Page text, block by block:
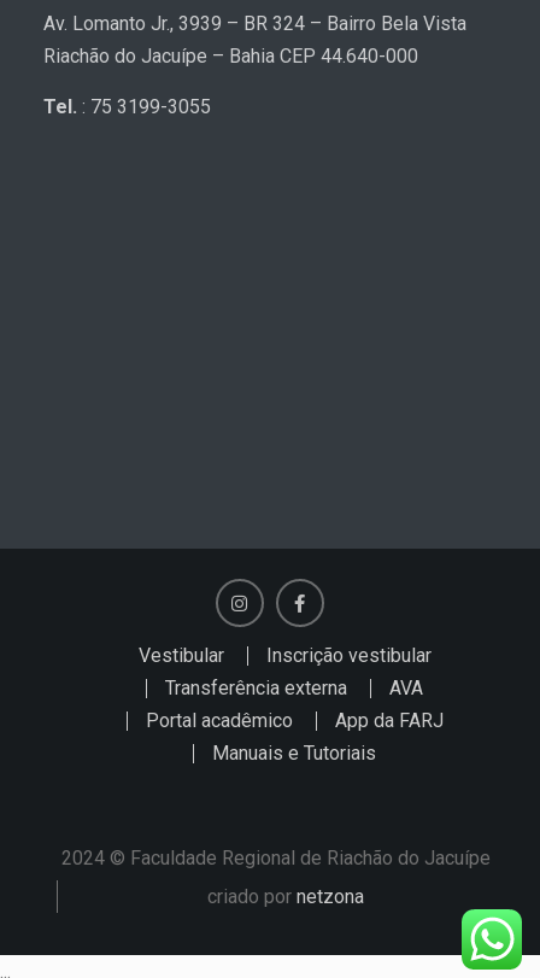
Av. Lomanto Jr., 3939 – BR 324 – Bairro Bela Vista
Riachão do Jacuípe – Bahia CEP 44.640-000
Tel. : 75 3199-3055
Instagram
Vestibular
Inscrição vestibular
Transferência externa
AVA
Portal acadêmico
App da FARJ
Manuais e Tutoriais
2024 © Faculdade Regional de Riachão do Jacuípe
criado por netzona
...